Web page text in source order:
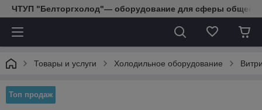
ЧТУП "Белторгхолод"— оборудование для сферы
Товары и услуги Холодильное оборудование
Топ продаж